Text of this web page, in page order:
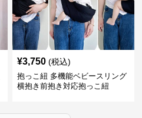
¥3,750 (税込)
抱っこ紐 多機能ベビースリング
横抱き前抱き対応抱っこ紐